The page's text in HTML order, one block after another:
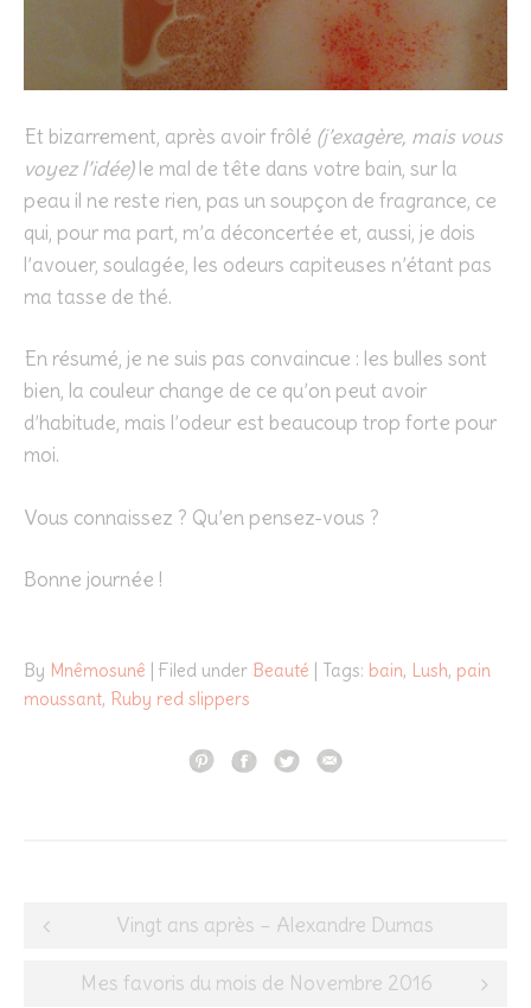
Et bizarrement, après avoir frôlé (j’exagère, mais vous
voyez l’idée)le mal de tête dans votre bain, sur la
peau il ne reste rien, pas un soupçon de fragrance, ce
qui, pour ma part, m’a déconcertée et, aussi, je dois
l’avouer, soulagée, les odeurs capiteuses n’étant pas
ma tasse de thé.
En résumé, je ne suis pas convaincue : les bulles sont
bien, la couleur change de ce qu’on peut avoir
d’habitude, mais l’odeur est beaucoup trop forte pour
moi.
Vous connaissez ? Qu’en pensez-vous ?
Bonne journée !
By Mnêmosunê | Filed under Beauté | Tags: bain, Lush, pain
moussant, Ruby red slippers
Post
navigation
Vingt ans après – Alexandre Dumas
Mes favoris du mois de Novembre 2016